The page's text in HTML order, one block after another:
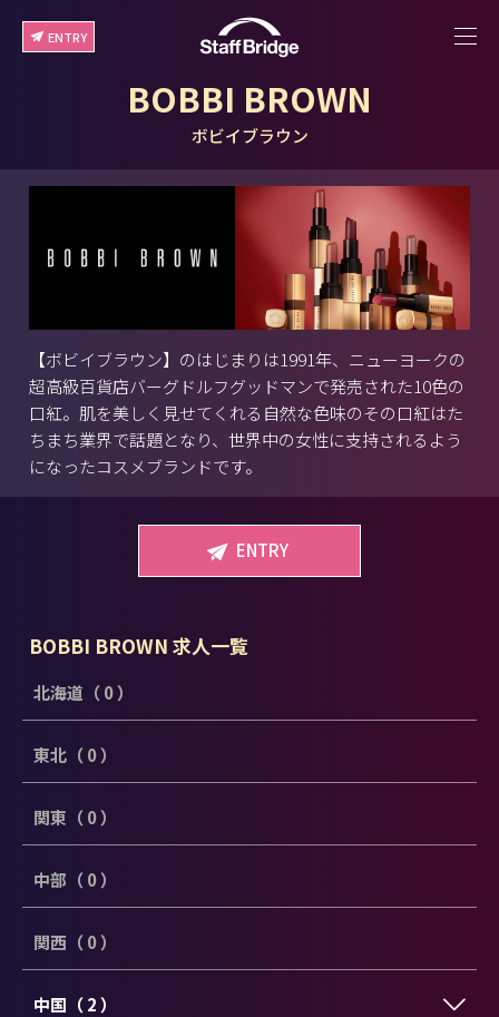
ENTRY
BOBBI BROWN
ボビイブラウン
【ボビイブラウン】のはじまりは1991年、ニューヨークの
超高級百貨店バーグドルフグッドマンで発売された10色の
口紅。肌を美しく見せてくれる自然な色味のその口紅はた
ちまち業界で話題となり、世界中の女性に支持されるよう
になったコスメブランドです。
ENTRY
BOBBI BROWN 求人一覧
北海道（ 0 ）
東北（ 0 ）
関東（ 0 ）
中部（ 0 ）
関西（ 0 ）
中国（ 2 ）